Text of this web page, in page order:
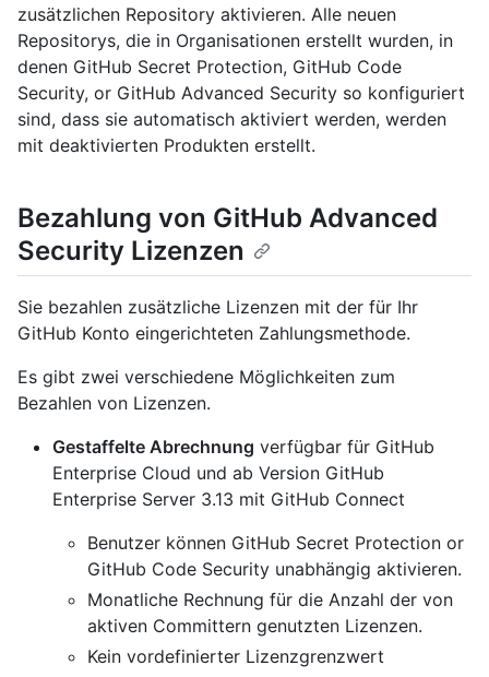
zusätzlichen Repository aktivieren. Alle neuen
Repositorys, die in Organisationen erstellt wurden, in
denen GitHub Secret Protection, GitHub Code
Security, or GitHub Advanced Security so konfiguriert
sind, dass sie automatisch aktiviert werden, werden
mit deaktivierten Produkten erstellt.
Bezahlung von GitHub Advanced
Security Lizenzen
Sie bezahlen zusätzliche Lizenzen mit der für Ihr
GitHub Konto eingerichteten Zahlungsmethode.
Es gibt zwei verschiedene Möglichkeiten zum
Bezahlen von Lizenzen.
Gestaffelte Abrechnung verfügbar für GitHub
Enterprise Cloud und ab Version GitHub
Enterprise Server 3.13 mit GitHub Connect
Benutzer können GitHub Secret Protection or
GitHub Code Security unabhängig aktivieren.
Monatliche Rechnung für die Anzahl der von
aktiven Committern genutzten Lizenzen.
Kein vordefinierter Lizenzgrenzwert